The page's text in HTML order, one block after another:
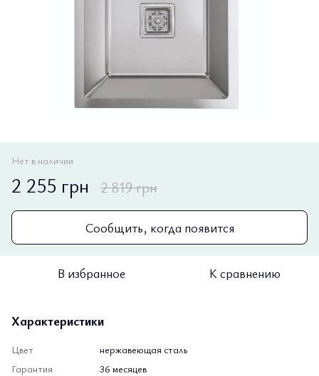
Нет в наличии
2 255 грн 2 819 грн
Сообщить, когда появится
В избранное К сравнению
Характеристики
Цвет
нержавеющая сталь
Гарантия
36 месяцев